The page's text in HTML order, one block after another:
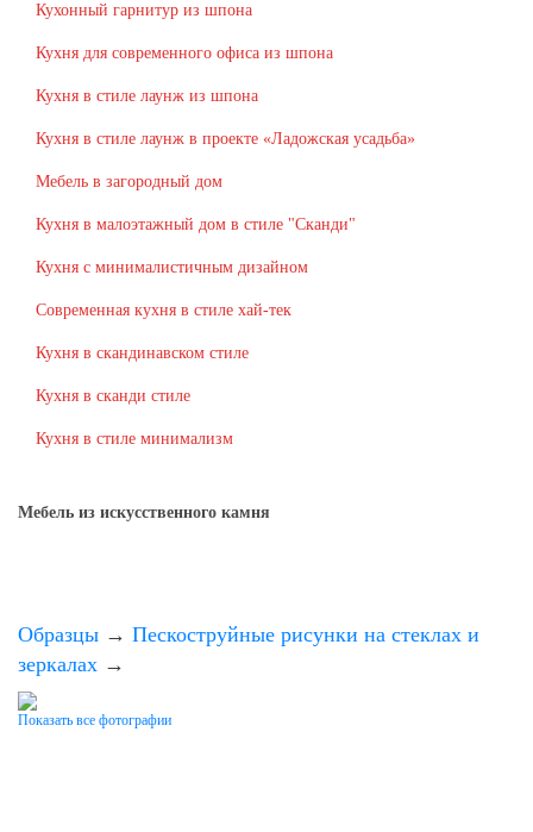
Кухонный гарнитур из шпона
Кухня для современного офиса из шпона
Кухня в стиле лаунж из шпона
Кухня в стиле лаунж в проекте «Ладожская усадьба»
Мебель в загородный дом
Кухня в малоэтажный дом в стиле "Сканди"
Кухня с минималистичным дизайном
Современная кухня в стиле хай-тек
Кухня в скандинавском стиле
Кухня в сканди стиле
Кухня в стиле минимализм
Мебель из искусственного камня
Образцы → Пескоструйные рисунки на стеклах и
зеркалах →
Показать все фотографии